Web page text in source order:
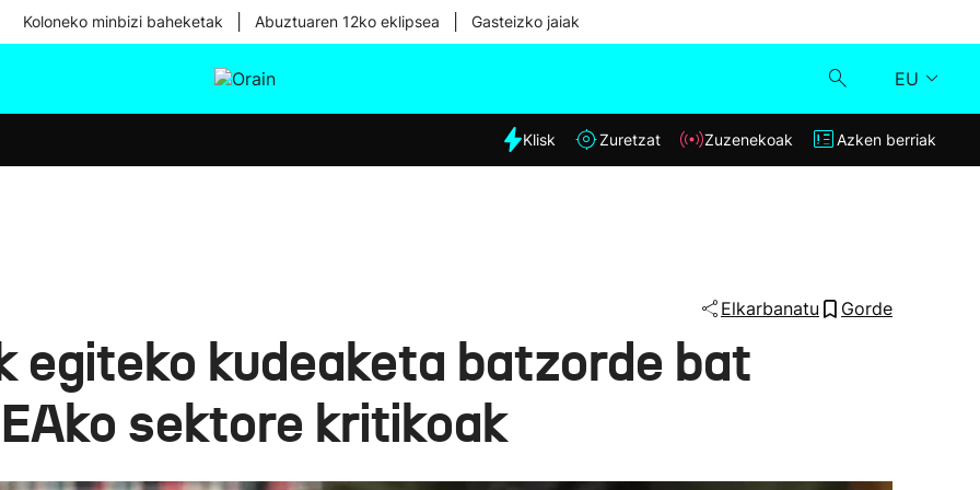
Koloneko minbizi baheketak Abuztuaren 12ko eklipsea Gasteizko jaiak
EU
Eguraldia
Klisk
Klisk Zuretzat Zuzenekoak Azken berriak
Elkarbanatu Gorde
egiteko kudeaketa batzorde bat
sektore kritikoak